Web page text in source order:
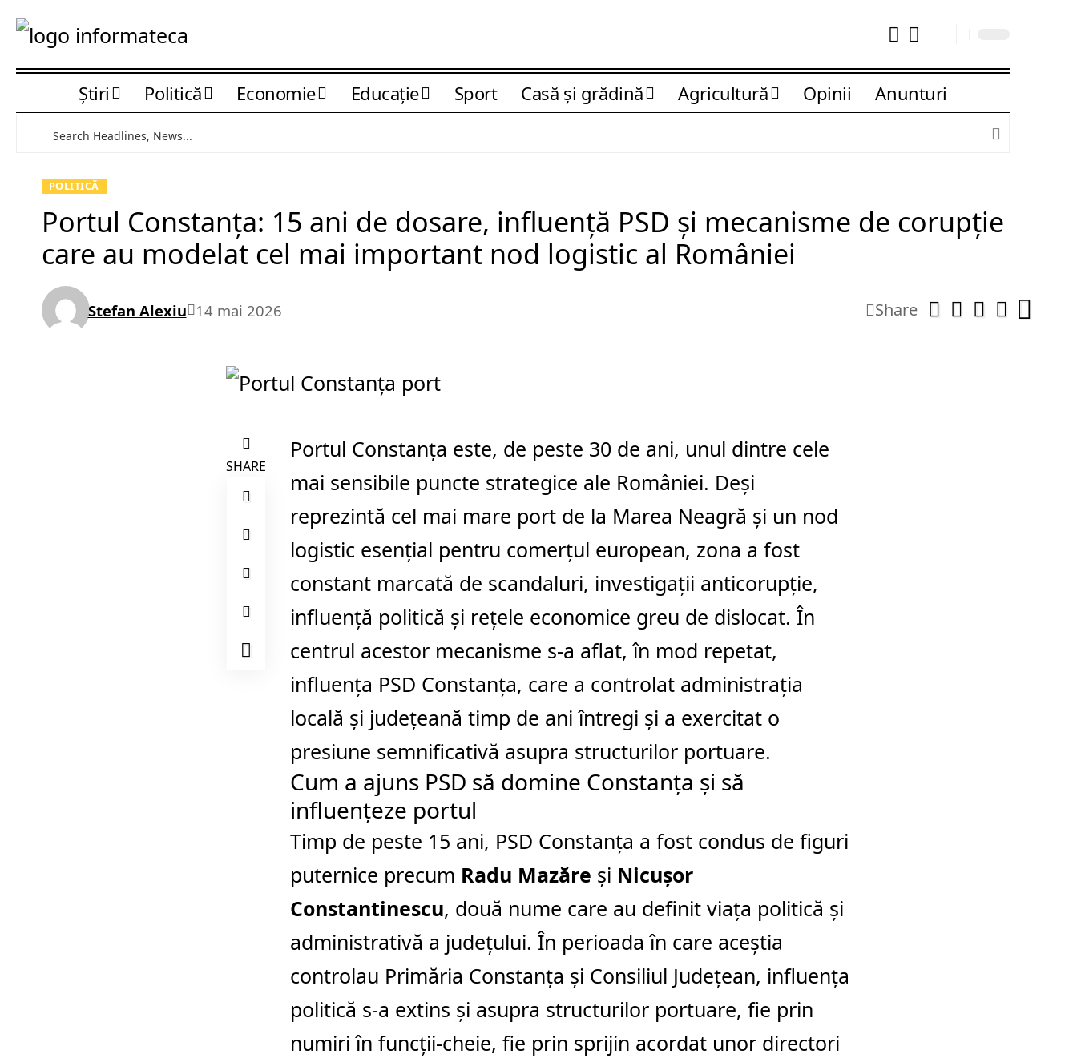
Știri Politică Economie Educaţie Sport Casă şi grădină Agricultură Opinii Anunturi
POLITICĂ
Portul Constanța: 15 ani de dosare, influență PSD și mecanisme de corupție
care au modelat cel mai important nod logistic al României
Stefan Alexiu 14 mai 2026 Share
SHARE
Portul Constanța este, de peste 30 de ani, unul dintre cele
mai sensibile puncte strategice ale României. Deși
reprezintă cel mai mare port de la Marea Neagră și un nod
logistic esențial pentru comerțul european, zona a fost
constant marcată de scandaluri, investigații anticorupție,
influență politică și rețele economice greu de dislocat. În
centrul acestor mecanisme s-a aflat, în mod repetat,
influența PSD Constanța, care a controlat administrația
locală și județeană timp de ani întregi și a exercitat o
presiune semnificativă asupra structurilor portuare.
Cum a ajuns PSD să domine Constanța și să
influențeze portul
Timp de peste 15 ani, PSD Constanța a fost condus de figuri
puternice precum Radu Mazăre și Nicușor
Constantinescu, două nume care au definit viața politică și
administrativă a județului. În perioada în care aceștia
controlau Primăria Constanța și Consiliul Județean, influența
politică s-a extins și asupra structurilor portuare, fie prin
numiri în funcții-cheie, fie prin sprijin acordat unor directori